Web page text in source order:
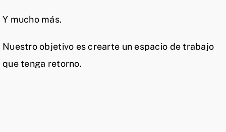
Y mucho más.
Nuestro objetivo es crearte un espacio de trabajo
que tenga retorno.